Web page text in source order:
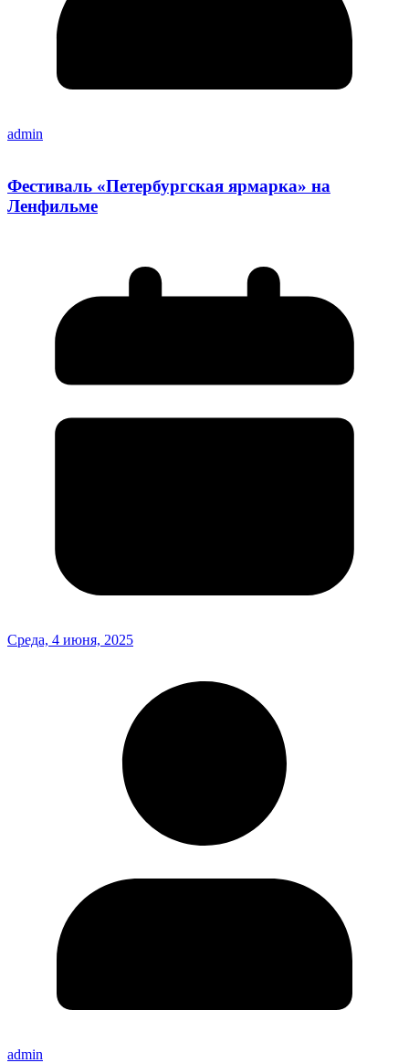
admin
Фестиваль «Петербургская ярмарка» на
Ленфильме
Среда, 4 июня, 2025
admin